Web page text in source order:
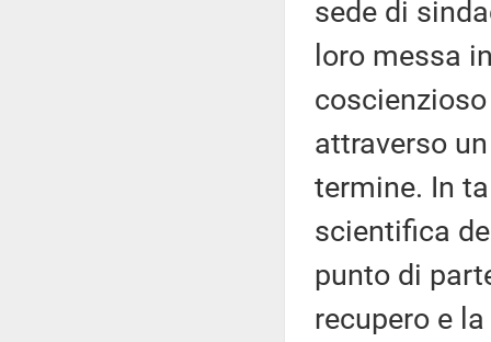
sede di
loro messa
attraverso
termine. In
scientifica
punto di
recupero e